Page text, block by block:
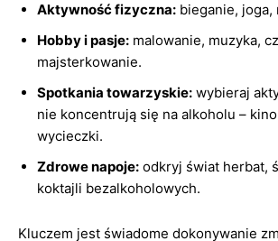
Aktywność fizyczna: bieganie, joga,
Hobby i pasje: malowanie, muzyka,
majsterkowanie.
Spotkania towarzyskie: wybieraj
nie koncentrują się na alkoholu –
wycieczki.
Zdrowe napoje: odkryj świat herbat,
koktajli bezalkoholowych.
Kluczem jest świadome dokonywanie